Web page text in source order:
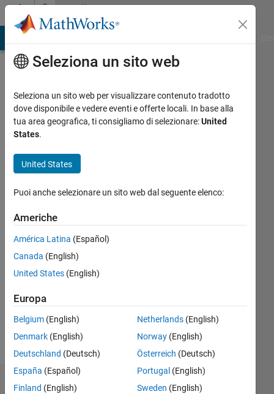
Vai al contenutoCommunity
Profile
Masashige
Tayasu
Last
quasi 5
Attivo
Followers:
Follow
Dashboard
Seleziona un sito web
Seleziona un sito web per visualizzare contenuto tradotto
dove disponibile e vedere eventi e offerte locali. In base alla
tua area geografica, ti consigliamo di selezionare:United
States.
United States
Puoi anche selezionare un sito web dal seguente elenco:
Americhe
América Latina (Español)
Canada (English)
United States (English)
Europa
Belgium (English)
Denmark (English)
Deutschland (Deutsch)
España (Español)
Finland (English)
Netherlands(English)
Norway(English)
Österreich (Deutsch)
Portugal (English)
Sweden (English)